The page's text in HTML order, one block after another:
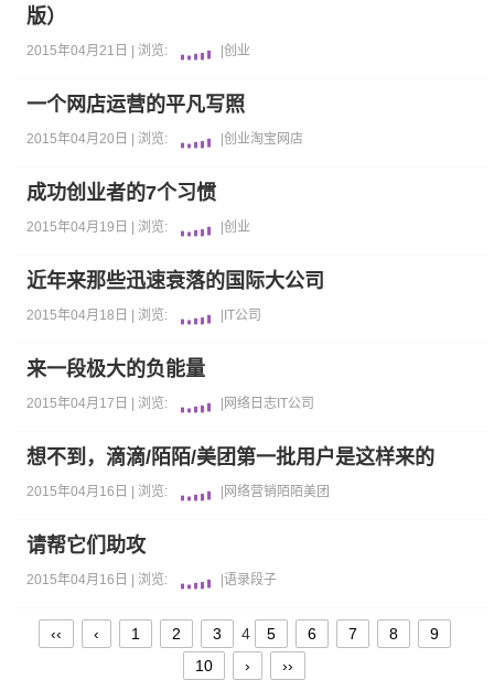
版）
2015年04月21日 | 浏览: |创业
一个网店运营的平凡写照
2015年04月20日 | 浏览: |创业淘宝 网店
成功创业者的7个习惯
2015年04月19日 | 浏览: |创业
近年来那些迅速衰落的国际大公司
2015年04月18日 | 浏览: IT公司
来一段极大的负能量
2015年04月17日 | 浏览: 网络日志 IT公司
想不到，滴滴/陌陌/美团第一批用户是这样来的
2015年04月16日 | 浏览: 网络营销 陌陌美团
请帮它们助攻
2015年04月16日 | 浏览: |语录段子
‹‹ ‹ 1 2 3 4 5 6 7 8
9
10
› ››